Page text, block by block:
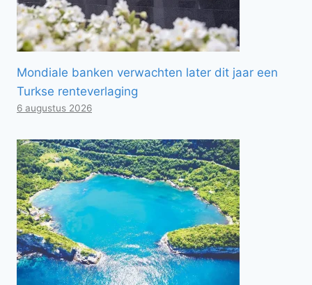
Mondiale banken verwachten later dit jaar een
Turkse renteverlaging
6 augustus 2026